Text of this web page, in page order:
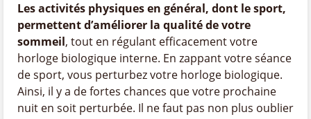
Les activités physiques en général, dont le sport,
permettent d’améliorer la qualité de votre
sommeil, tout en régulant efficacement votre
horloge biologique interne. En zappant votre séance
de sport, vous perturbez votre horloge biologique.
Ainsi, il y a de fortes chances que votre prochaine
nuit en soit perturbée. Il ne faut pas non plus oublier